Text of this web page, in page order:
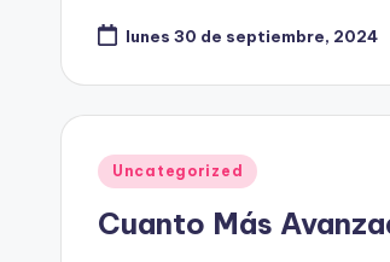
lunes 30 de septiembre, 2024
Publicado
Uncategorized
Cuanto Más